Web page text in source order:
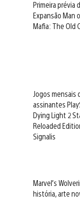
Primeira prévia
Expansão Man
Mafia: The Old
Jogos mensais
assinantes
Dying Light 2
Reloaded
Signalis
Marvel’s
história, arte